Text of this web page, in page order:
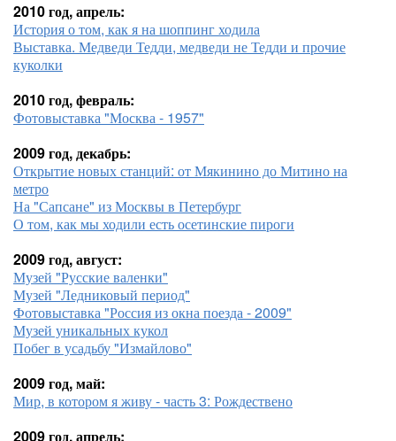
2010 год, апрель:
История о том, как я на шоппинг ходила
Выставка. Медведи Тедди, медведи не Тедди и прочие
куколки
2010 год, февраль:
Фотовыставка "Москва - 1957"
2009 год, декабрь:
Открытие новых станций: от Мякинино до Митино на
метро
На "Сапсане" из Москвы в Петербург
О том, как мы ходили есть осетинские пироги
2009 год, август:
Музей "Русские валенки"
Музей "Ледниковый период"
Фотовыставка "Россия из окна поезда - 2009"
Музей уникальных кукол
Побег в усадьбу "Измайлово"
2009 год, май:
Мир, в котором я живу - часть 3: Рождествено
2009 год, апрель: